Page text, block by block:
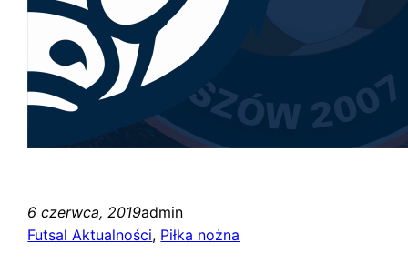
6 czerwca, 2019admin
Futsal Aktualności, Piłka nożna